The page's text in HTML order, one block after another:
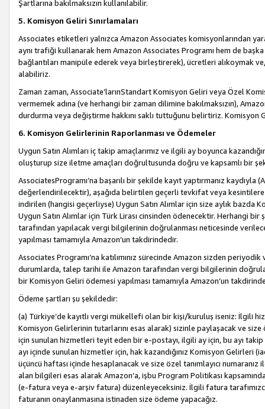
Şartlarına bakılmaksızın kullanılabilir.
5. Komisyon Geliri Sınırlamaları
Associates etiketleri yalnızca Amazon Associates komisyonlarından
aynı trafiği kullanarak hem Amazon Associates Programı hem de
bağlantıları manipüle ederek veya birleştirerek), ücretleri alıkoymak
alabiliriz.
Zaman zaman, Associate’larınStandart Komisyon Geliri veya Özel
vermemek adına (ve herhangi bir zaman dilimine bakılmaksızın),
durdurma veya değiştirme hakkını saklı tuttuğunu belirtiriz. Komisyon
6. Komisyon Gelirlerinin Raporlanması ve Ödemeler
Uygun Satın Alımları iç takip amaçlarımız ve ilgili ay boyunca
oluşturup size iletme amaçları doğrultusunda doğru ve kapsamlı bir
AssociatesProgramı’na başarılı bir şekilde kayıt yaptırmanız
değerlendirilecektir), aşağıda belirtilen geçerli tevkifat veya
indirilen (hangisi geçerliyse) Uygun Satın Alımlar için size aylık
Uygun Satın Alımlar için Türk Lirası cinsinden ödenecektir. Herhangi
tarafından yapılacak vergi bilgilerinin doğrulanması neticesinde
yapılması tamamıyla Amazon’un takdirindedir.
Associates Programı’na katılımınız sürecinde Amazon sizden
durumlarda, talep tarihi ile Amazon tarafından vergi bilgilerinin
bir Komisyon Geliri ödemesi yapılması tamamıyla Amazon’un
Ödeme şartları şu şekildedir:
(a) Türkiye’de kayıtlı vergi mükellefi olan bir kişi/kuruluş iseniz: İlgili
Komisyon Gelirlerinin tutarlarını esas alarak) sizinle paylaşacak ve
için sunulan hizmetleri teyit eden bir e-postayı, ilgili ay için, bu ayı
ayı içinde sunulan hizmetler için, hak kazandığınız Komisyon Gelirleri
üçüncü haftası içinde hesaplanacak ve size özel tanımlayıcı
alan bilgileri esas alarak Amazon’a, işbu Program Politikası
(e-fatura veya e-arşiv fatura) düzenleyeceksiniz. İlgili fatura
faturanın onaylanmasına istinaden size ödeme yapacağız.